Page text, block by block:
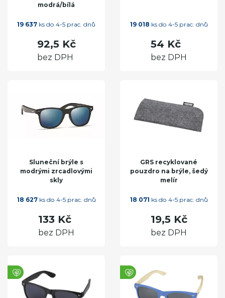
modrá/bílá
19 637 ks do 4-5 prac. dnů
92,5 Kč
bez DPH
19 018 ks do 4-5 prac. dnů
54 Kč
bez DPH
Sluneční brýle s
modrými zrcadlovými
skly
18 627ks do 4-5 prac. dnů
133 Kč
bez DPH
GRS recyklované
pouzdro na brýle, šedý
melír
18 071 ks do 4-5 prac. dnů
19,5 Kč
bez DPH